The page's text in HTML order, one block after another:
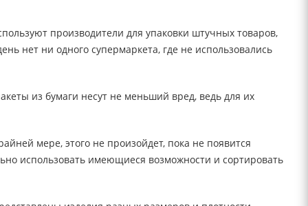
производители для упаковки штучных товаров,
нет ни одного супермаркета, где не использовались
из бумаги несут не меньший вред, ведь для их
мере, этого не произойдет, пока не появится
использовать имеющиеся возможности и сортировать